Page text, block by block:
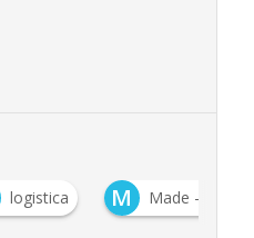
logistica M Made –